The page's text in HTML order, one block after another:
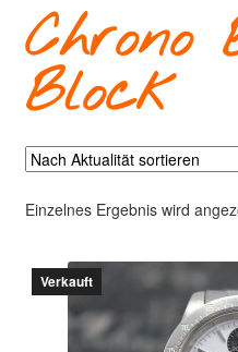
Uhren
Über mich
Chrono
Block
Einzelnes Ergebnis wird
Verkauft